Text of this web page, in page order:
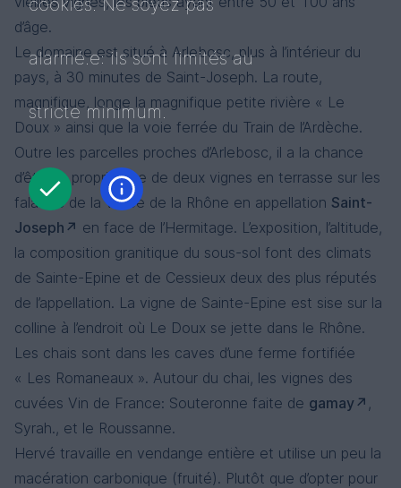
d’âge.
Le domaine est situé à Arlebosc, plus à l’intérieur du
pays, à 30 minutes de Saint-Joseph. La route,
magnifique, longe la magnifique petite rivière « Le
Doux » ainsi que la voie ferrée du Train de l’Ardèche.
Outre les parcelles proches d’Arlebosc, il a la chance
d’être le propriétaire de deux vignes en terrasse sur les
falaises de la vallée de la Rhône en appellation Saint-
Joseph
en face de l’Hermitage. L’exposition, l’altitude,
la composition granitique du sous-sol font des climats
de Sainte-Epine et de Cessieux deux des plus réputés
de l’appellation. La vigne de Sainte-Epine est sise sur la
colline à l’endroit où Le Doux se jette dans le Rhône.
Les chais sont dans les caves d’une ferme fortifiée
« Les Romaneaux ». Autour du chai, les vignes des
cuvées Vin de France: Souteronne faite de gamay
,
Syrah., et le Roussanne.
Hervé travaille en vendange entière et utilise un peu la
macération carbonique (fruité). Plutôt que d’opter pour
alarmé.e: ils sont limités au
stricte minimum.